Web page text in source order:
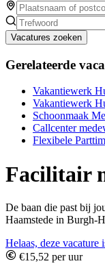
Vacatures zoeken
Gerelateerde
Vakantiewerk
Vakantiewerk
Schoonmaak
Callcenter
Flexibele
Facilitair
De baan die past bij
Haamstede in Burgh-
Helaas, deze vacature
€15,52 per uur